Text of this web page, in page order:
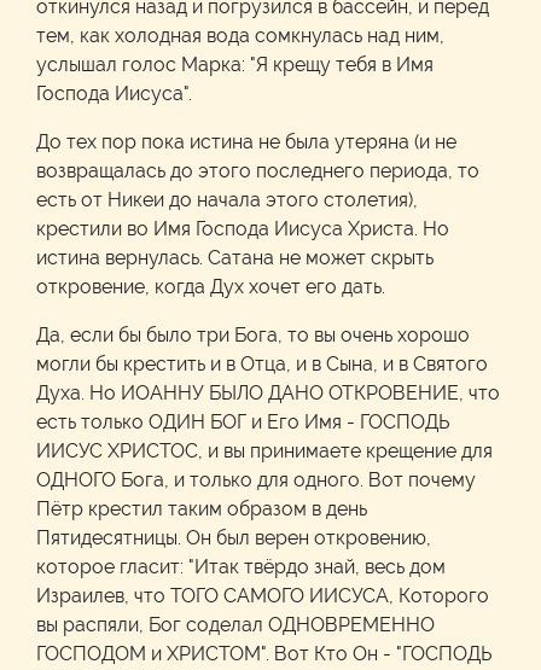
откинулся назад и погрузился в бассейн, и перед
тем, как холодная вода сомкнулась над ним,
услышал голос Марка: "Я крещу тебя в Имя
Господа Иисуса".
До тех пор пока истина не была утеряна (и не
возвращалась до этого последнего периода, то
есть от Никеи до начала этого столетия),
крестили во Имя Господа Иисуса Христа. Но
истина вернулась. Сатана не может скрыть
откровение, когда Дух хочет его дать.
Да, если бы было три Бога, то вы очень хорошо
могли бы крестить и в Отца, и в Сына, и в Святого
Духа. Но ИОАННУ БЫЛО ДАНО ОТКРОВЕНИЕ, что
есть только ОДИН БОГ и Его Имя - ГОСПОДЬ
ИИСУС ХРИСТОС, и вы принимаете крещение для
ОДНОГО Бога, и только для одного. Вот почему
Пётр крестил таким образом в день
Пятидесятницы. Он был верен откровению,
которое гласит: "Итак твёрдо знай, весь дом
Израилев, что ТОГО САМОГО ИИСУСА, Которого
вы распяли, Бог соделал ОДНОВРЕМЕННО
ГОСПОДОМ и ХРИСТОМ". Вот Кто Он - "ГОСПОДЬ